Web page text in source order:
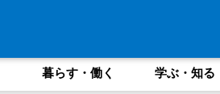
暮らす・働く 学ぶ・知る